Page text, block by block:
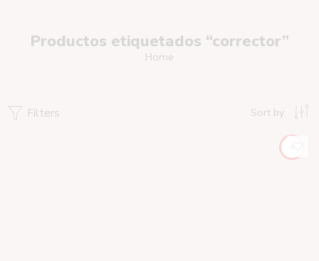
Productos etiquetados “corrector”
Home
Filters Sort by